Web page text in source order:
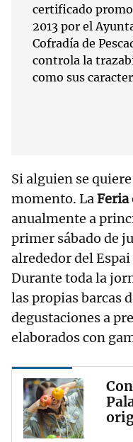
certificado
2013 por el
Cofradía de
controla la
como sus
Si alguien se
momento. LaFeria
anualmente a
primer sábado de
alrededor del
Durante toda la
las propias barcas
degustaciones a
elaborados con